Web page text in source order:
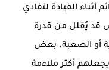
أثناء القيادة لتفادي
قد يُقلل من قدرة
أو الصعبة. بعض
أكثر ملاءمة